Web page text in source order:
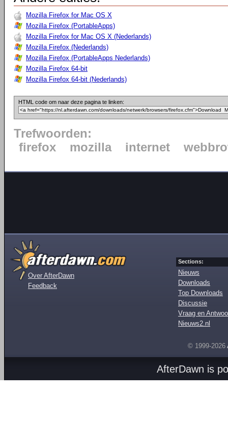
Mozilla Firefox for Mac OS X
Mozilla Firefox (PortableApps)
Mozilla Firefox for Mac OS X (Nederlands)
Mozilla Firefox (Nederlands)
Mozilla Firefox (PortableApps Nederlands)
Mozilla Firefox 64-bit
Mozilla Firefox 64-bit (Nederlands)
HTML code om naar deze pagina te linken:
Trefwoorden:
firefox
mozilla internet
Over AfterDawn
Feedback
Sections:
Nieuws
Downloads
Top Downloads
Discussie
Vraag en
Nieuws2.nl
© 1999-2026
AfterDawn is